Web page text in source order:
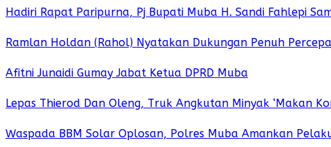
Hadiri Rapat Paripurna, Pj Bupati Muba H. Sandi Fahlepi
Ramlan Holdan (Rahol) Nyatakan Dukungan Penuh
Afitni Junaidi Gumay Jabat Ketua DPRD Muba
Lepas Thierod Dan Oleng, Truk Angkutan Minyak ‘Makan
Waspada BBM Solar Oplosan, Polres Muba Amankan Pelaku